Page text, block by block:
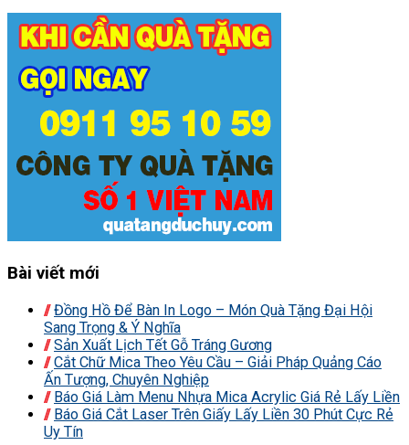
Bài viết mới
Đồng Hồ Để Bàn In Logo – Món Quà Tặng Đại Hội
Sang Trọng & Ý Nghĩa
Sản Xuất Lịch Tết Gỗ Tráng Gương
Cắt Chữ Mica Theo Yêu Cầu – Giải Pháp Quảng Cáo
Ấn Tượng, Chuyên Nghiệp
Báo Giá Làm Menu Nhựa Mica Acrylic Giá Rẻ Lấy Liền
Báo Giá Cắt Laser Trên Giấy Lấy Liền 30 Phút Cực Rẻ
Uy Tín